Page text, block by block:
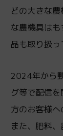
どの大きな
な農機具は
品も取り扱っ
2024年から
グ等で配信
方のお客様へ
また、肥料